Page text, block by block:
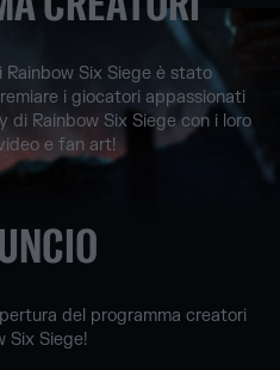
Rainbow Six Siege è stato
i giocatori appassionati
di Rainbow Six Siege con i loro
e fan art!
del programma creatori
Six Siege!